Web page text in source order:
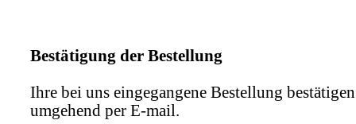
Bestätigung der Bestellung
Ihre bei uns eingegangene Bestellung
umgehend per E-mail.